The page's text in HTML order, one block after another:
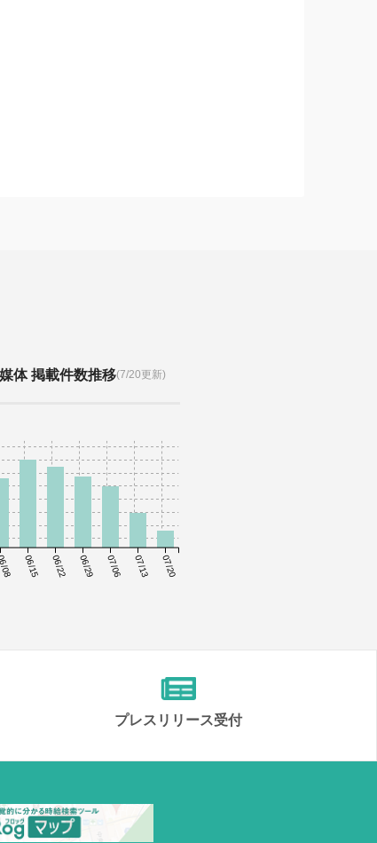
体 掲載件数推移(7/20更新)
08 06/15 06/22 06/29 07/06 07/13 07/20
プレスリリース受付